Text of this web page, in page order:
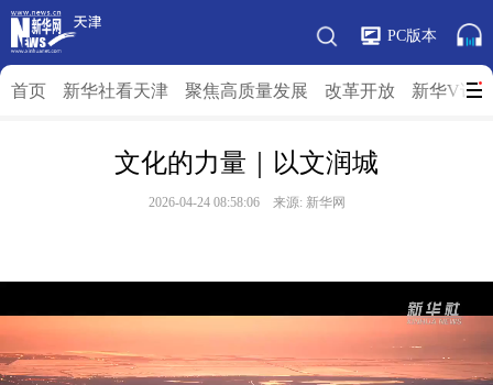
PC版本
首页 新华社看天津 聚焦高质量发展 改革开放 新华V访
文化的力量｜以文润城
2026-04-24 08:58:06 来源: 新华网